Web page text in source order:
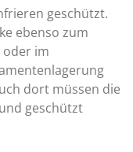
geschützt.
ebenso zum
oder im
dort müssen die
geschützt